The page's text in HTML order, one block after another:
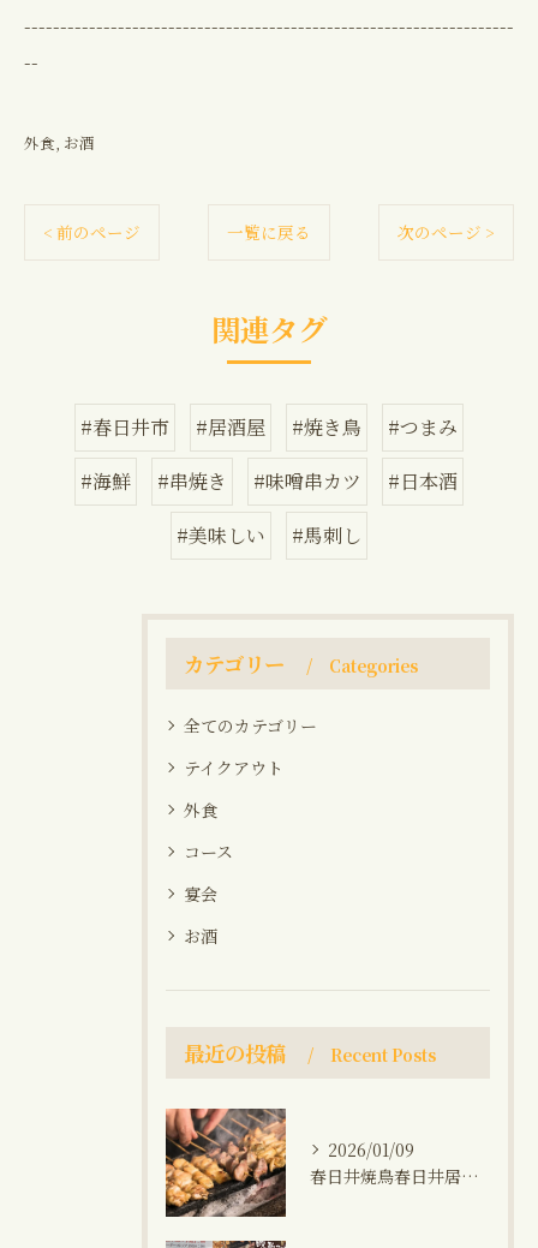
--------------------------------------------------------------------
--
外食 お酒
< 前のページ 一覧に戻る 次のページ >
関連タグ
#春日井市 #居酒屋 #焼き鳥
#つまみ
#海鮮
#串焼き #味噌串カツ
#日本酒
#美味しい
#馬刺し
カテゴリー Categories
全てのカテゴリー
テイクアウト
外食
コース
宴会
お酒
最近の投稿 Recent Posts
2026/01/09
春日井焼鳥春日井居酒屋海鮮おでん鍋晩ご飯おつまみ